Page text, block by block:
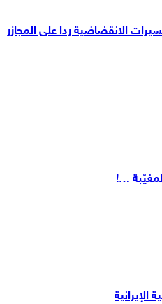
الانقضاضية ردا على المجازر
…!
الإيرانية